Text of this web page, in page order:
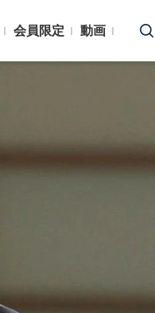
会員限定 動画